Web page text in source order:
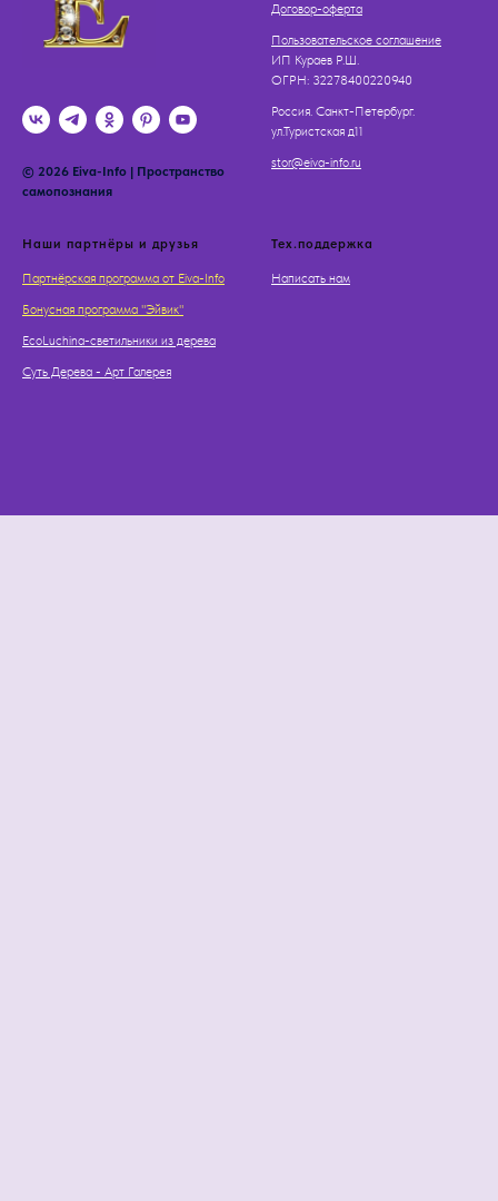
© 2026 Eiva-Info | Пространство
самопознания
Договор-оферта
Пользовательское соглашение
ИП Кураев Р.Ш.
OГРН: 32278400220940
Россия. Санкт-Петербург.
ул.Туристская д11
stor@eiva-info.ru
Наши партнёры и друзья
Партнёрская программа от Eiva-Info
Бонусная программа "Эйвик"
EcoLuchina-светильники из дерева
Суть Дерева - Арт Галерея
Тех.поддержка
Написать нам